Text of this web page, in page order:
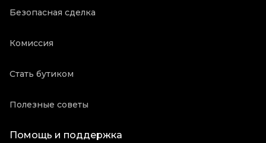
Безопасная сделка
Комиссия
Стать бутиком
Полезные советы
Помощь и поддержка